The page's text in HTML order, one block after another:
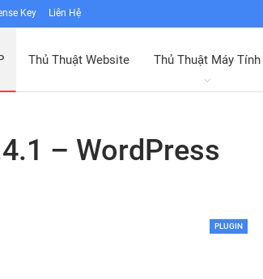
Key Liên Hệ
Thủ Thuật Website Thủ Thuật Máy Tính
– WordPress
PLUGIN